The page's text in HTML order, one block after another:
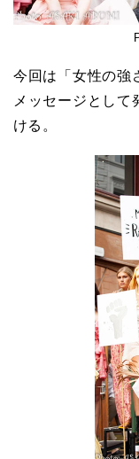
今回は「女性の強
メッセージとして
ける。